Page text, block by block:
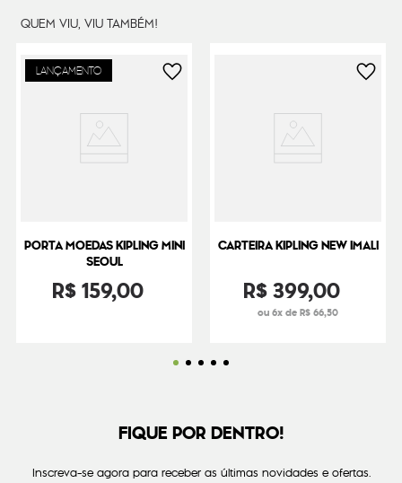
QUEM VIU, VIU TAMBÉM!
LANÇAMENTO
PORTA MOEDAS KIPLING MINI
SEOUL
R$159,00
CARTEIRA KIPLING NEW IMALI
R$399,00
ou 6x de R$ 66,50
FIQUE POR DENTRO!
Inscreva-se agora para receber as últimas novidades e ofertas.